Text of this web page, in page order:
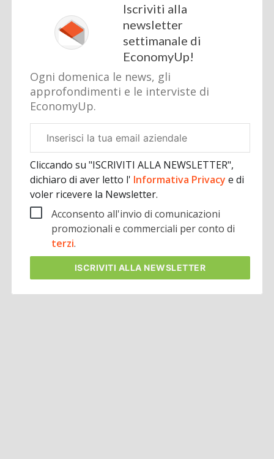
Iscriviti alla
newsletter
settimanale di
EconomyUp!
Ogni domenica le news, gli
approfondimenti e le interviste di
EconomyUp.
aziendale
Cliccando su "ISCRIVITI ALLA NEWSLETTER",
dichiaro di aver letto l' Informativa Privacye di
voler ricevere la Newsletter.
Acconsento all'invio di comunicazioni
promozionali e commerciali per conto di
terzi.
ISCRIVITI ALLA NEWSLETTER